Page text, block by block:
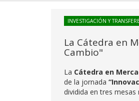
INVESTIGACIÓN Y
La Cátedra en
Cambio"
La Cátedra en
de la jornada “
dividida en tres mesas